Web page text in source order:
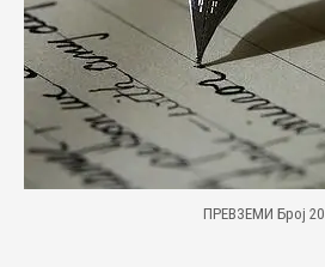
ПРЕВЗЕМИ Број 20